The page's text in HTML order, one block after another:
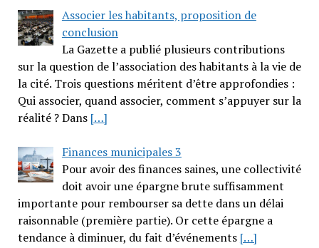
Associer les habitants, proposition de
conclusion
La Gazette a publié plusieurs contributions
sur la question de l’association des habitants à la vie de
la cité. Trois questions méritent d’être approfondies :
Qui associer, quand associer, comment s’appuyer sur la
réalité ? Dans […]
Finances municipales 3
Pour avoir des finances saines, une collectivité
doit avoir une épargne brute suffisamment
importante pour rembourser sa dette dans un délai
raisonnable (première partie). Or cette épargne a
tendance à diminuer, du fait d’événements […]